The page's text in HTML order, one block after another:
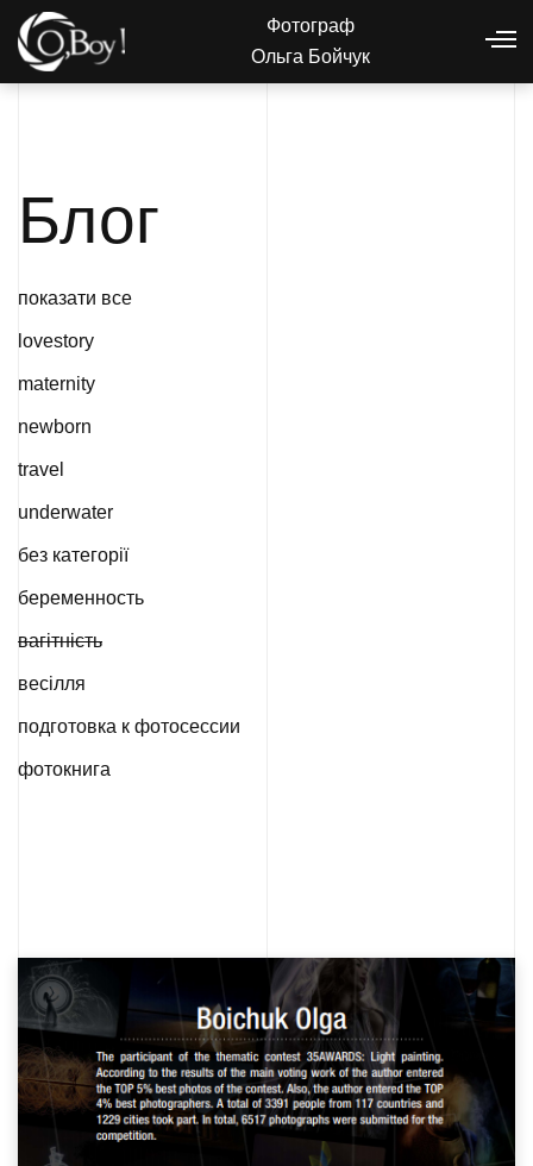
Фотограф
Ольга Бойчук
Блог
показати все
lovestory
maternity
newborn
travel
underwater
без категорії
беременность
вагітність
весілля
подготовка к фотосессии
фотокнига